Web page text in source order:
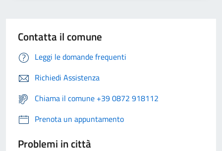
Contatta il comune
Leggi le domande frequenti
Richiedi Assistenza
Chiama il comune +39 0872 918112
Prenota un appuntamento
Problemi in città